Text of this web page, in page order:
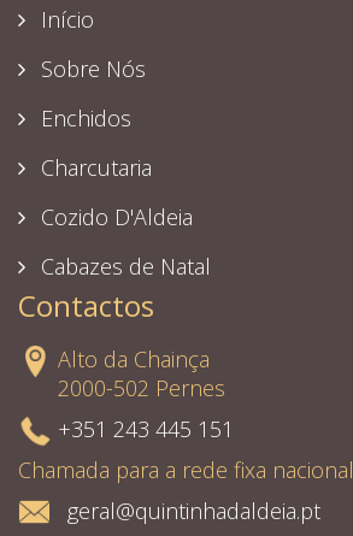
Início
Sobre Nós
Enchidos
Charcutaria
Cozido D'Aldeia
Cabazes de Natal
Contactos
Alto da Chainça
2000-502 Pernes
+351 243 445 151
Chamada para a rede fixa nacional
geral@quintinhadaldeia.pt